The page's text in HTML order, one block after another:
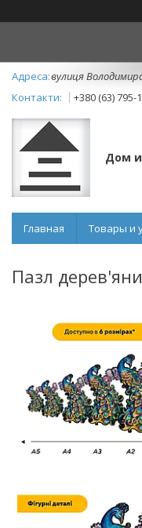
вулиця
+380 (63) 795-
Дом и
Главная Товары и
Пазл